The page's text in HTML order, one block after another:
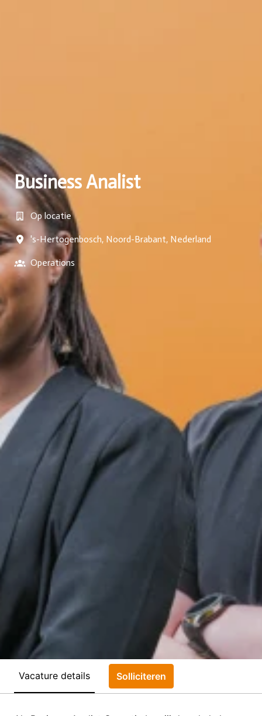
Business Analist
Op locatie
's-Hertogenbosch, Noord-Brabant, Nederland
Operations
Vacature details Solliciteren